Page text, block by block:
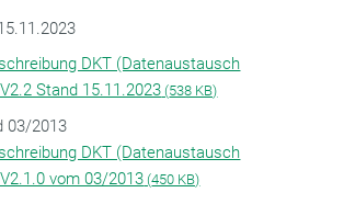
DKT (Datenaustausch
Stand 15.11.2023 (538 KB)
03/2013
DKT (Datenaustausch
vom 03/2013 (450 KB)